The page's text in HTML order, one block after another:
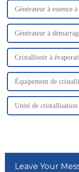
Générateur à essence
Générateur à
Cristallisoir à
Équipement de
Unité de cristallisation
Leave Your